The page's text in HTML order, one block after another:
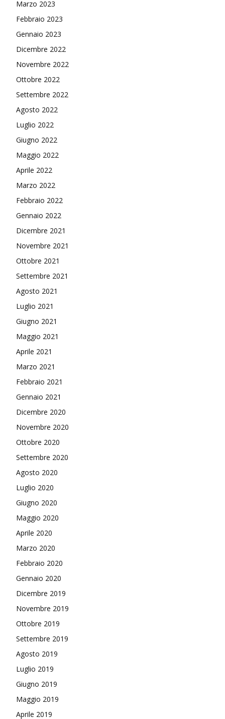
Marzo 2023
Febbraio 2023
Gennaio 2023
Dicembre 2022
Novembre 2022
Ottobre 2022
Settembre 2022
Agosto 2022
Luglio 2022
Giugno 2022
Maggio 2022
Aprile 2022
Marzo 2022
Febbraio 2022
Gennaio 2022
Dicembre 2021
Novembre 2021
Ottobre 2021
Settembre 2021
Agosto 2021
Luglio 2021
Giugno 2021
Maggio 2021
Aprile 2021
Marzo 2021
Febbraio 2021
Gennaio 2021
Dicembre 2020
Novembre 2020
Ottobre 2020
Settembre 2020
Agosto 2020
Luglio 2020
Giugno 2020
Maggio 2020
Aprile 2020
Marzo 2020
Febbraio 2020
Gennaio 2020
Dicembre 2019
Novembre 2019
Ottobre 2019
Settembre 2019
Agosto 2019
Luglio 2019
Giugno 2019
Maggio 2019
Aprile 2019